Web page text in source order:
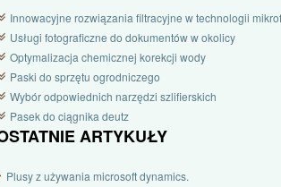
Innowacyjne rozwiązania filtracyjne w technologii
Usługi fotograficzne do dokumentów w okolicy
Optymalizacja chemicznej korekcji wody
Paski do sprzętu ogrodniczego
Wybór odpowiednich narzędzi szlifierskich
Pasek do ciągnika deutz
ARTYKUŁY
Plusy z używania microsoft dynamics.